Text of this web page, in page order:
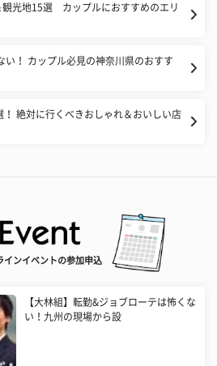
観光地15選 カップルにおすすめのエリ
い！ カップル必見の神奈川県のおすす
絶対に行くべきおしゃれ＆おいしい店
インイベントの参加申込
【大林組】転勤&ジョブローテは怖くな
い！九州の現場から設